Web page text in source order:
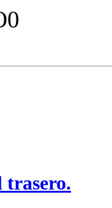
trasero.